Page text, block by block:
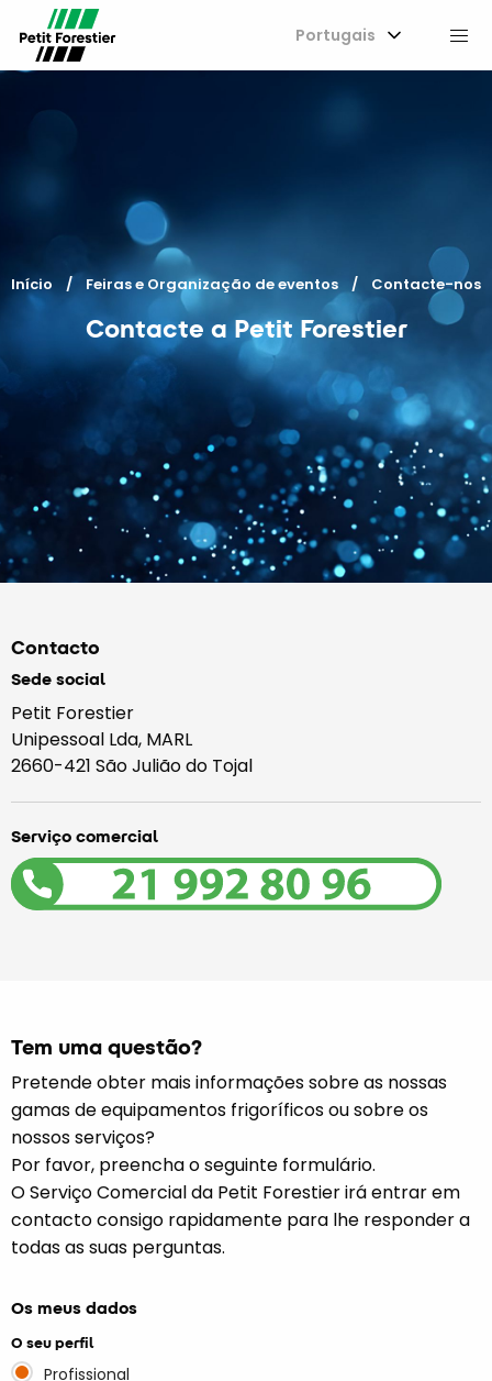
Portugais
Início Feiras e Organização de eventos Current:
Contacte-nos
Contacte a Petit Forestier
Contacto
Sede social
Petit Forestier
Unipessoal Lda, MARL
2660-421 São Julião do Tojal
Serviço comercial
Tem uma questão?
Pretende obter mais informações sobre as nossas
gamas de equipamentos frigoríficos ou sobre os
nossos serviços?
Por favor, preencha o seguinte formulário.
O Serviço Comercial da Petit Forestier irá entrar em
contacto consigo rapidamente para lhe responder a
todas as suas perguntas.
Os meus dados
O seu perfil
Profissional